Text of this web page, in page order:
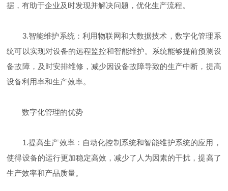
据，有助于企业及时发现并解决问题，优化生产流程。
3.智能维护系统：利用物联网和大数据技术，数字化管理系
统可以实现对设备的远程监控和智能维护。系统能够提前预测设
备故障，及时安排维修，减少因设备故障导致的生产中断，提高
设备利用率和生产效率。
数字化管理的优势
1.提高生产效率：自动化控制系统和智能维护系统的应用，
使得设备的运行更加稳定高效，减少了人为因素的干扰，提高了
生产效率和产品质量。